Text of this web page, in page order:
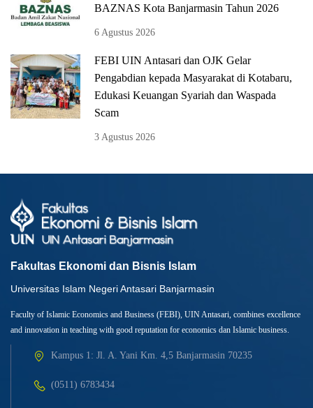
BAZNAS Kota Banjarmasin Tahun 2026
6 Agustus 2026
FEBI UIN Antasari dan OJK Gelar
Pengabdian kepada Masyarakat di Kotabaru,
Edukasi Keuangan Syariah dan Waspada
Scam
3 Agustus 2026
Fakultas Ekonomi dan Bisnis Islam
Universitas Islam Negeri Antasari Banjarmasin
Faculty of Islamic Economics and Business (FEBI), UIN Antasari, combines excellence
and innovation in teaching with good reputation for economics dan Islamic business.
Kampus 1: Jl. A. Yani Km. 4,5 Banjarmasin 70235
(0511) 6783434